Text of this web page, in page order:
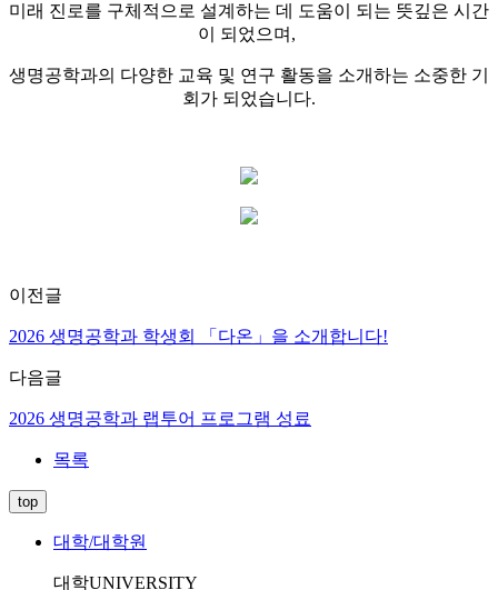
미래 진로를 구체적으로 설계하는 데 도움이 되는 뜻깊은 시간
이 되었으며,
생명공학과의 다양한 교육 및 연구 활동을 소개하는 소중한 기
회가 되었습니다.
이전글
2026 생명공학과 학생회 「다온」을 소개합니다!
다음글
2026 생명공학과 랩투어 프로그램 성료
목록
top
대학/대학원
대학UNIVERSITY